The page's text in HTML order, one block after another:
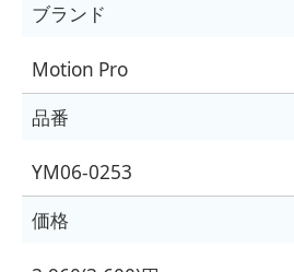
ブランド
Motion Pro
品番
YM06-0253
価格